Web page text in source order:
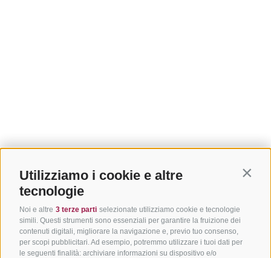
Utilizziamo i cookie e altre
tecnologie
Noi e altre 3 terze parti selezionate utilizziamo cookie e tecnologie
simili. Questi strumenti sono essenziali per garantire la fruizione dei
contenuti digitali, migliorare la navigazione e, previo tuo consenso,
per scopi pubblicitari. Ad esempio, potremmo utilizzare i tuoi dati per
le seguenti finalità: archiviare informazioni su dispositivo e/o